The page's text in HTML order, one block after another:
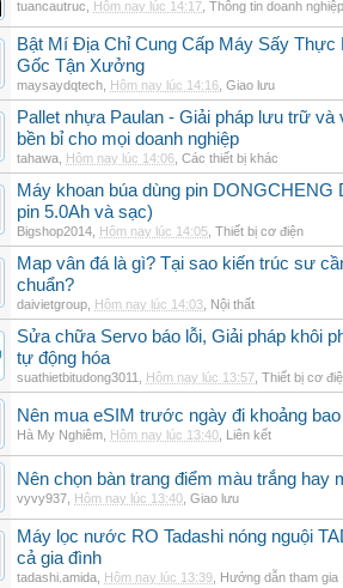
tuancautruc Hôm nay lúc 14:17 Thông tin doanh nghiệp
Bật Mí Địa Chỉ Cung Cấp Máy Sấy Thực
Gốc Tận Xưởng
maysaydqtech Hôm nay lúc 14:16 Giao lưu
Pallet nhựa Paulan - Giải pháp lưu trữ và
bền bỉ cho mọi doanh nghiệp
tahawa Hôm nay lúc 14:06 Các thiết bị khác
Máy khoan búa dùng pin DONGCHENG
pin 5.0Ah và sạc)
Bigshop2014 Hôm nay lúc 14:05 Thiết bị cơ điện
Map vân đá là gì? Tại sao kiến trúc sư
chuẩn?
daivietgroup Hôm nay lúc 14:03 Nội thất
Sửa chữa Servo báo lỗi, Giải pháp khôi
tự động hóa
suathietbitudong3011 Hôm nay lúc 13:57 Thiết bị cơ
Nên mua eSIM trước ngày đi khoảng
Hà My Nghiêm Hôm nay lúc 13:40 Liên kết
Nên chọn bàn trang điểm màu trắng hay
vyvy937 Hôm nay lúc 13:40 Giao lưu
Máy lọc nước RO Tadashi nóng nguội
cả gia đình
tadashi.amida Hôm nay lúc 13:39 Hướng dẫn tham gia